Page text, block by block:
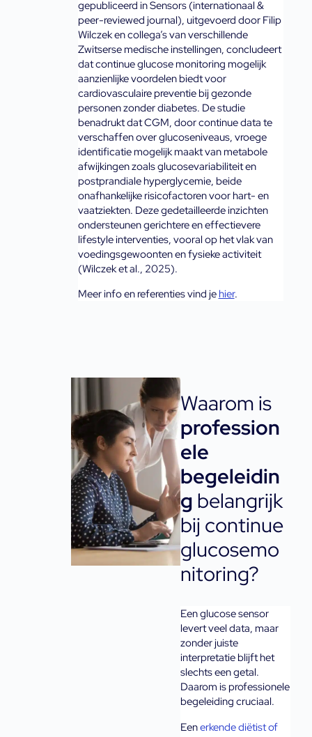
gepubliceerd in Sensors (internationaal &
peer-reviewed journal), uitgevoerd door Filip
Wilczek en collega’s van verschillende
Zwitserse medische instellingen, concludeert
dat continue glucose monitoring mogelijk
aanzienlijke voordelen biedt voor
cardiovasculaire preventie bij gezonde
personen zonder diabetes. De studie
benadrukt dat CGM, door continue data te
verschaffen over glucoseniveaus, vroege
identificatie mogelijk maakt van metabole
afwijkingen zoals glucosevariabiliteit en
postprandiale hyperglycemie, beide
onafhankelijke risicofactoren voor hart- en
vaatziekten. Deze gedetailleerde inzichten
ondersteunen gerichtere en effectievere
lifestyle interventies, vooral op het vlak van
voedingsgewoonten en fysieke activiteit
(Wilczek et al., 2025).
Meer info en referenties vind je hier.
Waarom is
profession
ele
begeleidin
g belangrijk
bij continue
glucosemo
nitoring?
Een glucose sensor
levert veel data, maar
zonder juiste
interpretatie blijft het
slechts een getal.
Daarom is professionele
begeleiding cruciaal.
Een erkende diëtist of